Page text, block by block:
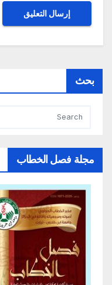
بحث
مجلة فصل الخطاب